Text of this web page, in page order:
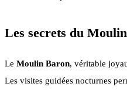
Les secrets du
Le Moulin Baron, véritable
Les visites guidées nocturnes